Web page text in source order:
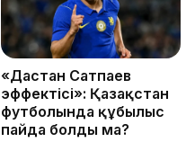
«Дастан Сатпаев
эффектісі»: Қазақстан
футболында құбылыс
пайда болды ма?